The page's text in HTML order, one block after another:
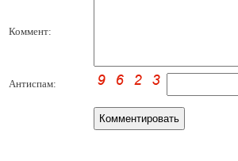
Коммент:
Антиспам: